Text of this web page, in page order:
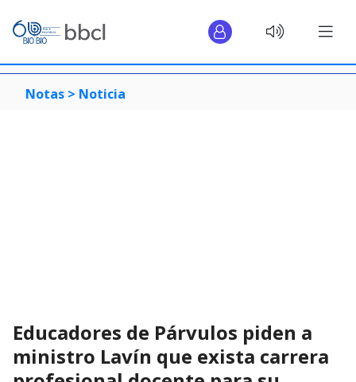
Notas > Noticia
Educadores de Párvulos piden a
ministro Lavín que exista carrera